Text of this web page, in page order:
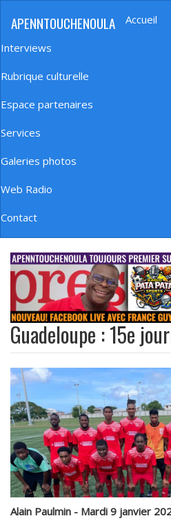
principal
APENNTOUCHENOULA
Navigation
principale
Accueil
Interviews
Rubrique culturelle
Espace partenaires
Services
Galeries photos
Web Radio
Contact
banniere_img
Guadeloupe : 15e
Alain Paulmin - Mardi 9 janvier